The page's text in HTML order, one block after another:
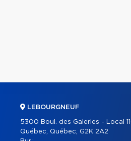
LEBOURGNEUF
5300 Boul. des Galeries - Local
Québec, Québec, G2K 2A2